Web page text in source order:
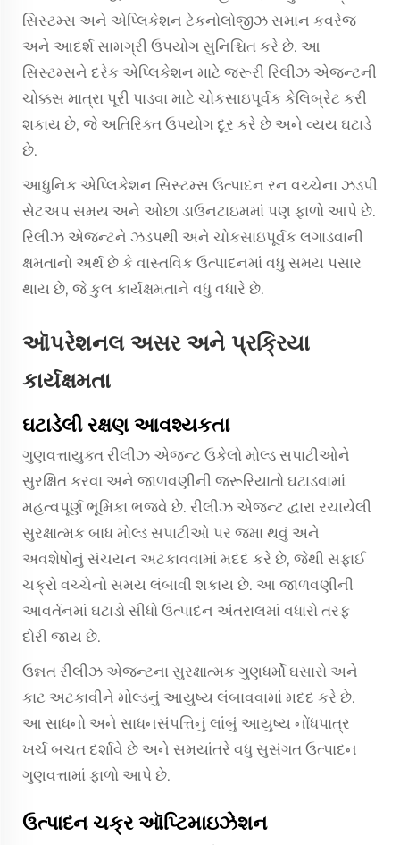
સિસ્ટમ્સ અને એપ્લિકેશન ટેકનોલોજીઝ સમાન કવરેજ
અને આદર્શ સામગ્રી ઉપયોગ સુનિશ્ચિત કરે છે. આ
સિસ્ટમ્સને દરેક એપ્લિકેશન માટે જરૂરી રિલીઝ એજન્ટની
ચોક્કસ માત્રા પૂરી પાડવા માટે ચોકસાઇપૂર્વક કેલિબ્રેટ કરી
શકાય છે, જે અતિરિક્ત ઉપયોગ દૂર કરે છે અને વ્યય ઘટાડે
છે.
આધુનિક એપ્લિકેશન સિસ્ટમ્સ ઉત્પાદન રન વચ્ચેના ઝડપી
સેટઅપ સમય અને ઓછા ડાઉનટાઇમમાં પણ ફાળો આપે છે.
રિલીઝ એજન્ટને ઝડપથી અને ચોકસાઇપૂર્વક લગાડવાની
ક્ષમતાનો અર્થ છે કે વાસ્તવિક ઉત્પાદનમાં વધુ સમય પસાર
થાય છે, જે કુલ કાર્યક્ષમતાને વધુ વધારે છે.
ઑપરેશનલ અસર અને પ્રક્રિયા
કાર્યક્ષમતા
ઘટાડેલી રક્ષણ આવશ્યકતા
ગુણવત્તાયુક્ત રીલીઝ એજન્ટ ઉકેલો મોલ્ડ સપાટીઓને
સુરક્ષિત કરવા અને જાળવણીની જરૂરિયાતો ઘટાડવામાં
મહત્વપૂર્ણ ભૂમિકા ભજવે છે. રીલીઝ એજન્ટ દ્વારા રચાયેલી
સુરક્ષાત્મક બાધ મોલ્ડ સપાટીઓ પર જમા થવું અને
અવશેષોનું સંચયન અટકાવવામાં મદદ કરે છે, જેથી સફાઈ
ચક્રો વચ્ચેનો સમય લંબાવી શકાય છે. આ જાળવણીની
આવર્તનમાં ઘટાડો સીધો ઉત્પાદન અંતરાલમાં વધારો તરફ
દોરી જાય છે.
ઉન્નત રીલીઝ એજન્ટના સુરક્ષાત્મક ગુણધર્મો ઘસારો અને
કાટ અટકાવીને મોલ્ડનું આયુષ્ય લંબાવવામાં મદદ કરે છે.
આ સાધનો અને સાધનસંપત્તિનું લાંબું આયુષ્ય નોંધપાત્ર
ખર્ચ બચત દર્શાવે છે અને સમયાંતરે વધુ સુસંગત ઉત્પાદન
ગુણવત્તામાં ફાળો આપે છે.
ઉત્પાદન ચક્ર ઑપ્ટિમાઇઝેશન